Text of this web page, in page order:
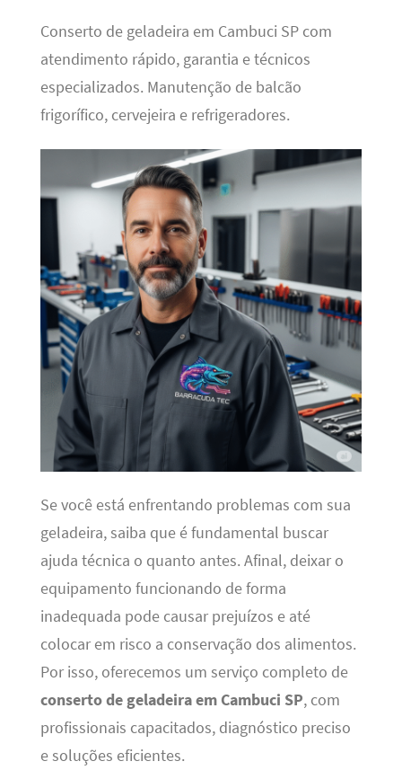
Conserto de geladeira em Cambuci SP com
atendimento rápido, garantia e técnicos
especializados. Manutenção de balcão
frigorífico, cervejeira e refrigeradores.
Se você está enfrentando problemas com sua
geladeira, saiba que é fundamental buscar
ajuda técnica o quanto antes. Afinal, deixar o
equipamento funcionando de forma
inadequada pode causar prejuízos e até
colocar em risco a conservação dos alimentos.
Por isso, oferecemos um serviço completo de
conserto de geladeira em Cambuci SP, com
profissionais capacitados, diagnóstico preciso
e soluções eficientes.